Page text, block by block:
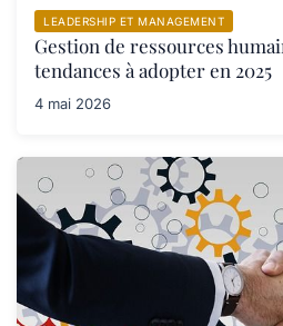
LEADERSHIP ET MANAGEMENT
Gestion de ressources
tendances à adopter en 2025
4 mai 2026